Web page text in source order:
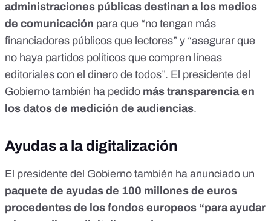
administraciones públicas destinan a los medios
de comunicación para que “no tengan más
financiadores públicos que lectores” y “asegurar que
no haya partidos políticos que compren líneas
editoriales con el dinero de todos”. El presidente del
Gobierno también ha pedido más transparencia en
los datos de medición de audiencias.
Ayudas a la digitalización
El presidente del Gobierno también ha anunciado un
paquete de ayudas de 100 millones de euros
procedentes de los fondos europeos “para ayudar